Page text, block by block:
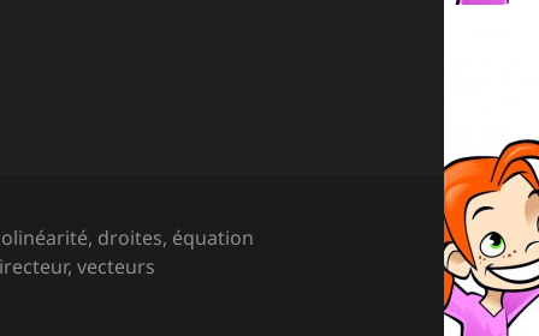
, droites, équation
,vecteurs